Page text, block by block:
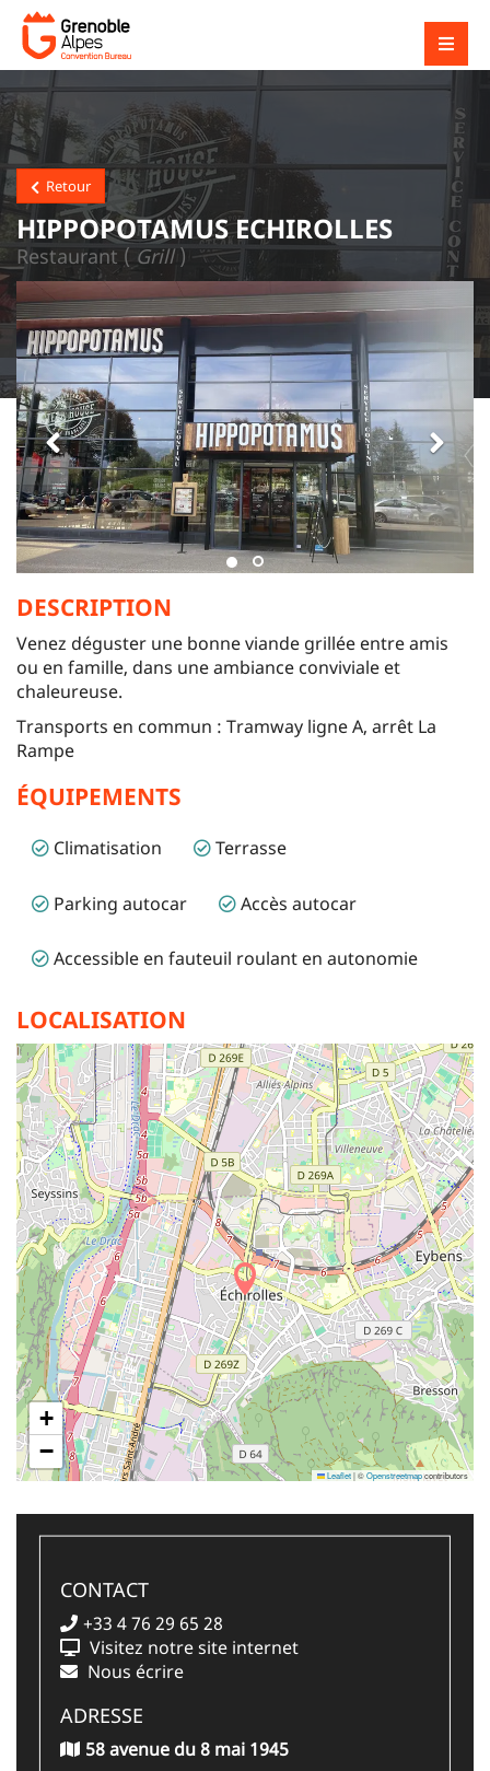
Retour
HIPPOPOTAMUS ECHIROLLES
Restaurant ( Grill)
DESCRIPTION
Venez déguster une bonne viande grillée entre amis
ou en famille, dans une ambiance conviviale et
chaleureuse.
Transports en commun : Tramway ligne A, arrêt La
Rampe
ÉQUIPEMENTS
Climatisation Terrasse
Parking autocar Accès autocar
Accessible en fauteuil roulant en autonomie
LOCALISATION
+
−
Leaflet|©Openstreetmapcontributors
CONTACT
+33 4 76 29 65 28
Visitez notre site internet
Nous écrire
ADRESSE
58 avenue du 8 mai 1945